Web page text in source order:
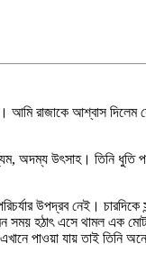
রাজাকে আশ্বাস দিলেম
উৎসাহ। তিনি ধুতি পরে,
উপদ্রব নেই।
সময় হঠাৎ এসে থামল এক
পাওয়া যায় তাই তিনি